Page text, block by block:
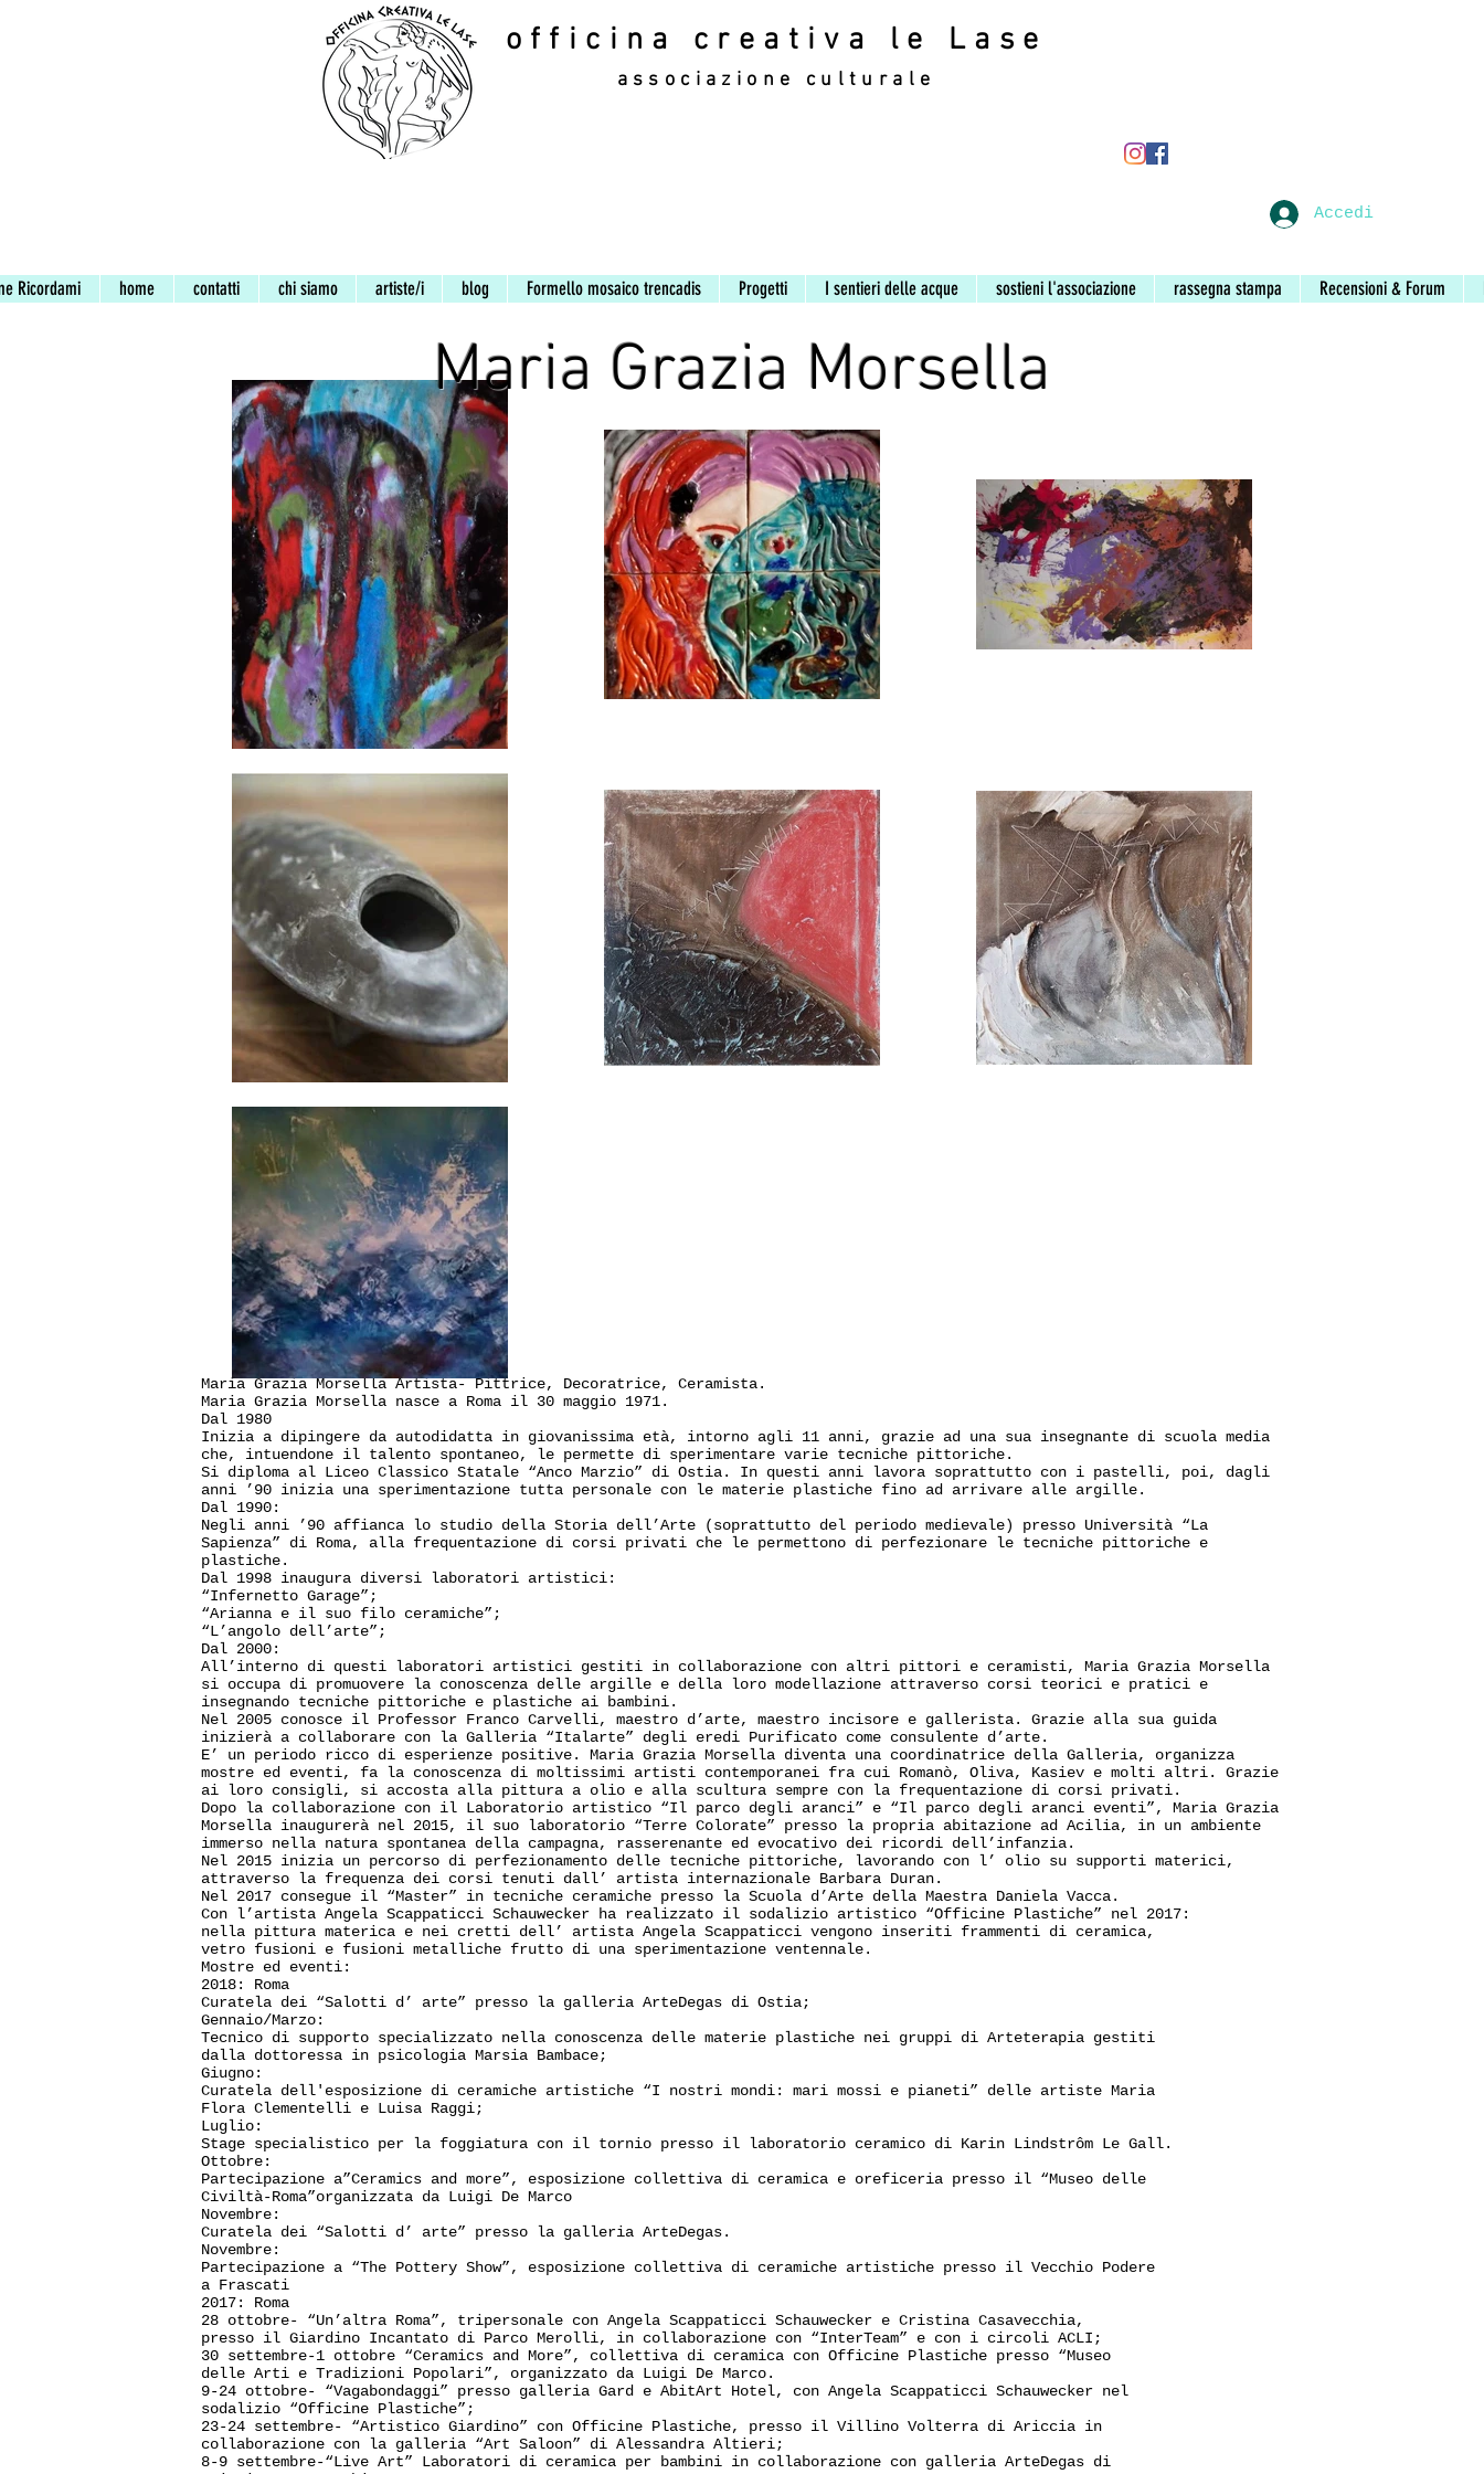
officina creativa le Lase
associazione culturale
Accedi
Ricordami home contatti chi siamo artiste/i blog Formello mosaico trencadis Progetti I sentieri delle acque sostieni l'associazione rassegna stampa Recensioni & Forum
Maria Grazia Morsella Artista- Pittrice, Decoratrice, Ceramista.
Maria Grazia Morsella nasce a Roma il 30 maggio 1971.
Dal 1980
Inizia a dipingere da autodidatta in giovanissima età, intorno agli 11 anni, grazie ad una sua insegnante di scuola media
che, intuendone il talento spontaneo, le permette di sperimentare varie tecniche pittoriche.
Si diploma al Liceo Classico Statale “Anco Marzio” di Ostia. In questi anni lavora soprattutto con i pastelli, poi, dagli
anni ’90 inizia una sperimentazione tutta personale con le materie plastiche fino ad arrivare alle argille.
Dal 1990:
Negli anni ’90 affianca lo studio della Storia dell’Arte (soprattutto del periodo medievale) presso Università “La
Sapienza” di Roma, alla frequentazione di corsi privati che le permettono di perfezionare le tecniche pittoriche e
plastiche.
Dal 1998 inaugura diversi laboratori artistici:
“Infernetto Garage”;
“Arianna e il suo filo ceramiche”;
“L’angolo dell’arte”;
Dal 2000:
All’interno di questi laboratori artistici gestiti in collaborazione con altri pittori e ceramisti, Maria Grazia Morsella
si occupa di promuovere la conoscenza delle argille e della loro modellazione attraverso corsi teorici e pratici e
insegnando tecniche pittoriche e plastiche ai bambini.
Nel 2005 conosce il Professor Franco Carvelli, maestro d’arte, maestro incisore e gallerista. Grazie alla sua guida
inizierà a collaborare con la Galleria “Italarte” degli eredi Purificato come consulente d’arte.
E’ un periodo ricco di esperienze positive. Maria Grazia Morsella diventa una coordinatrice della Galleria, organizza
mostre ed eventi, fa la conoscenza di moltissimi artisti contemporanei fra cui Romanò, Oliva, Kasiev e molti altri. Grazie
ai loro consigli, si accosta alla pittura a olio e alla scultura sempre con la frequentazione di corsi privati.
Dopo la collaborazione con il Laboratorio artistico “Il parco degli aranci” e “Il parco degli aranci eventi”, Maria Grazia
Morsella inaugurerà nel 2015, il suo laboratorio “Terre Colorate” presso la propria abitazione ad Acilia, in un ambiente
immerso nella natura spontanea della campagna, rasserenante ed evocativo dei ricordi dell’infanzia.
Nel 2015 inizia un percorso di perfezionamento delle tecniche pittoriche, lavorando con l’ olio su supporti materici,
attraverso la frequenza dei corsi tenuti dall’ artista internazionale Barbara Duran.
Nel 2017 consegue il “Master” in tecniche ceramiche presso la Scuola d’Arte della Maestra Daniela Vacca.
Con l’artista Angela Scappaticci Schauwecker ha realizzato il sodalizio artistico “Officine Plastiche” nel 2017:
nella pittura materica e nei cretti dell’ artista Angela Scappaticci vengono inseriti frammenti di ceramica,
vetro fusioni e fusioni metalliche frutto di una sperimentazione ventennale.
Mostre ed eventi:
2018: Roma
Curatela dei “Salotti d’ arte” presso la galleria ArteDegas di Ostia;
Gennaio/Marzo:
Tecnico di supporto specializzato nella conoscenza delle materie plastiche nei gruppi di Arteterapia gestiti
dalla dottoressa in psicologia Marsia Bambace;
Giugno:
Curatela dell'esposizione di ceramiche artistiche “I nostri mondi: mari mossi e pianeti” delle artiste Maria
Flora Clementelli e Luisa Raggi;
Luglio:
Stage specialistico per la foggiatura con il tornio presso il laboratorio ceramico di Karin Lindstrôm Le Gall.
Ottobre:
Partecipazione a”Ceramics and more”, esposizione collettiva di ceramica e oreficeria presso il “Museo delle
Civiltà-Roma”organizzata da Luigi De Marco
Novembre:
Curatela dei “Salotti d’ arte” presso la galleria ArteDegas.
Novembre:
Partecipazione a “The Pottery Show”, esposizione collettiva di ceramiche artistiche presso il Vecchio Podere
a Frascati
2017: Roma
28 ottobre- “Un’altra Roma”, tripersonale con Angela Scappaticci Schauwecker e Cristina Casavecchia,
presso il Giardino Incantato di Parco Merolli, in collaborazione con “InterTeam” e con i circoli ACLI;
30 settembre-1 ottobre “Ceramics and More”, collettiva di ceramica con Officine Plastiche presso “Museo
delle Arti e Tradizioni Popolari”, organizzato da Luigi De Marco.
9-24 ottobre- “Vagabondaggi” presso galleria Gard e AbitArt Hotel, con Angela Scappaticci Schauwecker nel
sodalizio “Officine Plastiche”;
23-24 settembre- “Artistico Giardino” con Officine Plastiche, presso il Villino Volterra di Ariccia in
collaborazione con la galleria “Art Saloon” di Alessandra Altieri;
8-9 settembre-“Live Art” Laboratori di ceramica per bambini in collaborazione con galleria ArteDegas di
Maria Grazia Morsella